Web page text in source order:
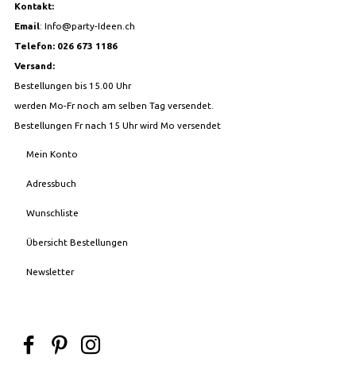
Kontakt:
Email: Info@party-Ideen.ch
Telefon: 026 673 1186
Versand:
Bestellungen bis 15.00 Uhr
werden Mo-Fr noch am selben Tag versendet.
Bestellungen Fr nach 15 Uhr wird Mo versendet
Mein Konto
Adressbuch
Wunschliste
Übersicht Bestellungen
Newsletter